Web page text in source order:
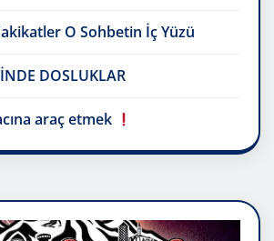
O Sohbetin İç Yüzü
DOSLUKLAR
araç etmek